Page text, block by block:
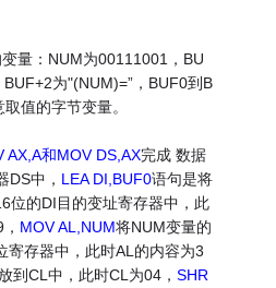
量：NUM为00111001，BU
为"(NUM)=”，BUF0到B
值的字节变量。
AX,A和MOV DS,AX完成 数据
DS中， LEA DI,BUF0语句是将
位的DI目的变址寄存器中，此
MOV AL,NUM将NUM变量的
寄存器中，此时AL的内容为3
到CL中，此时CL为04，SHR